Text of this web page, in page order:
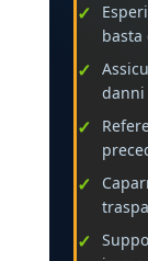
basta
danni